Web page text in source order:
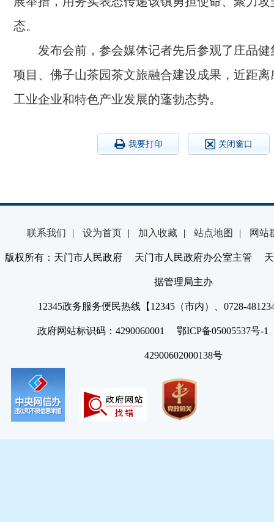
态。
发布会前，参会媒体记者先后参观了庄品
项目、佛子山茶园茶文旅融合建设成果，近距
工业企业和特色产业发展的蓬勃态势。
我要打印 关闭窗口
联系我们 | 设为首页 | 加入收藏 | 站点地图 | 网站
版权所有：天门市人民政府 天门市人民政府办公室主管 天
据管理局主办
12345政务服务便民热线【12345（市内）、0728-
政府网站标识码：4290060001 鄂ICP备05005537号
42900602000138号